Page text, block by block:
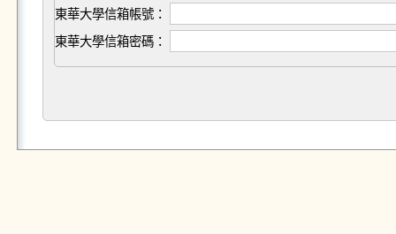
東華大學信箱帳號：
東華大學信箱密碼：